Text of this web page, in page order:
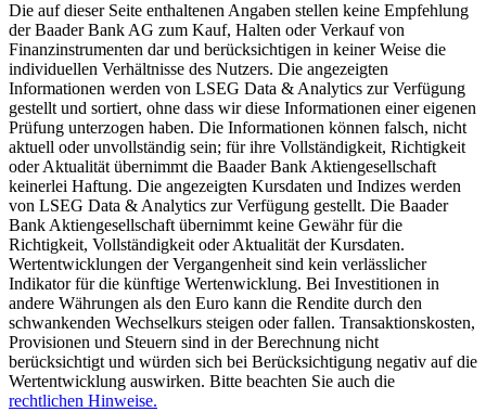
Die auf dieser Seite enthaltenen Angaben stellen keine Empfehlung
der Baader Bank AG zum Kauf, Halten oder Verkauf von
Finanzinstrumenten dar und berücksichtigen in keiner Weise die
individuellen Verhältnisse des Nutzers. Die angezeigten
Informationen werden von LSEG Data & Analytics zur Verfügung
gestellt und sortiert, ohne dass wir diese Informationen einer eigenen
Prüfung unterzogen haben. Die Informationen können falsch, nicht
aktuell oder unvollständig sein; für ihre Vollständigkeit, Richtigkeit
oder Aktualität übernimmt die Baader Bank Aktiengesellschaft
keinerlei Haftung. Die angezeigten Kursdaten und Indizes werden
von LSEG Data & Analytics zur Verfügung gestellt. Die Baader
Bank Aktiengesellschaft übernimmt keine Gewähr für die
Richtigkeit, Vollständigkeit oder Aktualität der Kursdaten.
Wertentwicklungen der Vergangenheit sind kein verlässlicher
Indikator für die künftige Wertenwicklung. Bei Investitionen in
andere Währungen als den Euro kann die Rendite durch den
schwankenden Wechselkurs steigen oder fallen. Transaktionskosten,
Provisionen und Steuern sind in der Berechnung nicht
berücksichtigt und würden sich bei Berücksichtigung negativ auf die
Wertentwicklung auswirken. Bitte beachten Sie auch die
rechtlichen Hinweise.